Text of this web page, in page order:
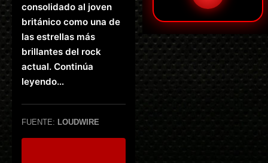
consolidado al joven
británico como una de
las estrellas más
brillantes del rock
actual. Continúa
leyendo…
FUENTE: LOUDWIRE